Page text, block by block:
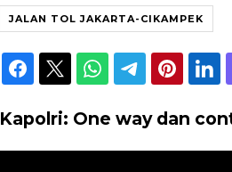
JALAN TOL JAKARTA-CIKAMPEK
Kapolri: One way dan